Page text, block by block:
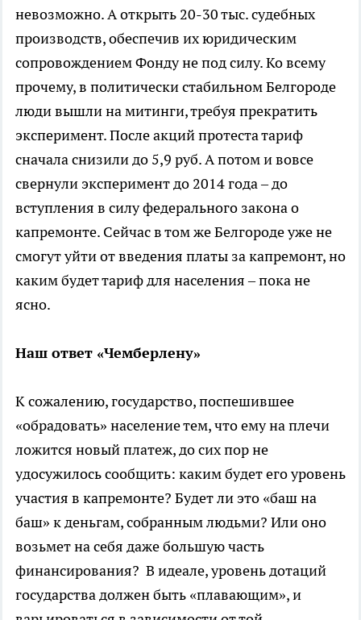
невозможно. А открыть 20-30 тыс. судебных
производств, обеспечив их юридическим
сопровождением Фонду не под силу. Ко всему
прочему, в политически стабильном Белгороде
люди вышли на митинги, требуя прекратить
эксперимент. После акций протеста тариф
сначала снизили до 5,9 руб. А потом и вовсе
свернули эксперимент до 2014 года – до
вступления в силу федерального закона о
капремонте. Сейчас в том же Белгороде уже не
смогут уйти от введения платы за капремонт, но
каким будет тариф для населения – пока не
ясно.
Наш ответ «Чемберлену»
К сожалению, государство, поспешившее
«обрадовать» население тем, что ему на плечи
ложится новый платеж, до сих пор не
удосужилось сообщить: каким будет его уровень
участия в капремонте? Будет ли это «баш на
баш» к деньгам, собранным людьми? Или оно
возьмет на себя даже большую часть
финансирования? В идеале, уровень дотаций
государства должен быть «плавающим», и